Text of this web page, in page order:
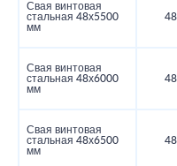
Свая винтовая
стальная 48х5500
мм
48
Свая винтовая
стальная 48х6000
мм
48
Свая винтовая
стальная 48х6500
мм
48